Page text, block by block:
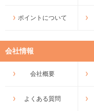
ポイントについて
会社情報
会社概要
よくある質問